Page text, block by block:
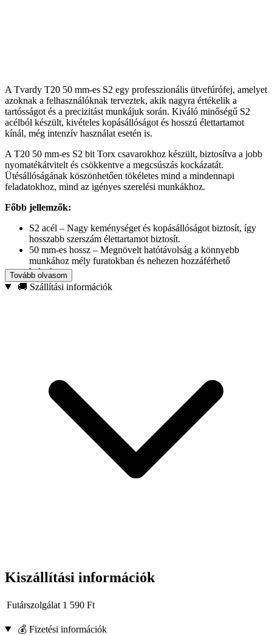
A Tvardy T20 50 mm-es S2 egy professzionális ütvefúrófej, amelyet
azoknak a felhasználóknak terveztek, akik nagyra értékelik a
tartósságot és a precizitást munkájuk során. Kiváló minőségű S2
acélból készült, kivételes kopásállóságot és hosszú élettartamot
kínál, még intenzív használat esetén is.
A T20 50 mm-es S2 bit Torx csavarokhoz készült, biztosítva a jobb
nyomatékátvitelt és csökkentve a megcsúszás kockázatát.
Ütésállóságának köszönhetően tökéletes mind a mindennapi
feladatokhoz, mind az igényes szerelési munkákhoz.
Főbb jellemzők:
S2 acél – Nagy keménységet és kopásállóságot biztosít, így
hosszabb szerszám élettartamot biztosít.
50 mm-es hossz – Megnövelt hatótávolság a könnyebb
munkához mély furatokban és nehezen hozzáférhető
helyeken.
Mágneses hegy – Biztonságosan tartja a csavarokat és
rögzítőelemeket, csökkentve azok leejtésének kockázatát.
Tovább olvasom
🚚 Szállítási információk
Kiszállítási információk
Futárszolgálat 1 590 Ft
💰 Fizetési információk